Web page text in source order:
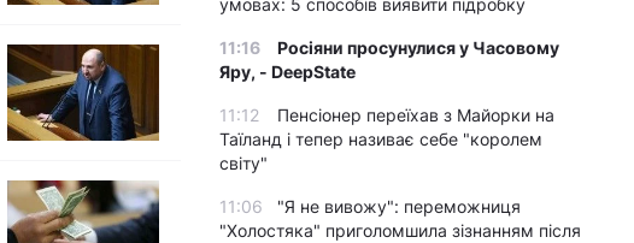
умовах: 5 способів виявити підробку
11:16
Росіяни просунулися у Часовому
Яру, - DeepState
11:12
Пенсіонер переїхав з Майорки на
Таїланд і тепер називає себе "королем
світу"
11:06
"Я не вивожу": переможниця
"Холостяка" приголомшила зізнанням після